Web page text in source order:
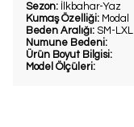
Sezon: İlkbahar-Yaz
Kumaş Özelliği: Modal
Beden Aralığı: SM-LXL
Numune Bedeni:
Ürün Boyut Bilgisi:
Model Ölçüleri: